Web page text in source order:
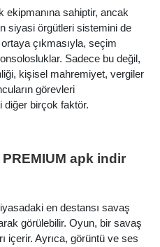
sahiptir, ancak
siyasi örgütleri sistemini de
çıkmasıyla, seçim
Sadece bu değil,
kişisel mahremiyet, vergiler
görevleri
birçok faktör.
apk indir
en destansı savaş
görülebilir. Oyun, bir savaş
içerir. Ayrıca, görüntü ve ses